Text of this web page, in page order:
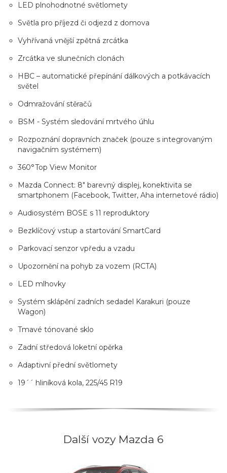
LED plnohodnotné světlomety
Světla pro příjezd či odjezd z domova
Vyhřívaná vnější zpětná zrcátka
Zrcátka ve slunečních clonách
HBC – automatické přepínání dálkových a potkávacích
světel
Odmražování stěračů
BSM - Systém sledování mrtvého úhlu
Rozpoznání dopravních značek (pouze s integrovaným
navigačním systémem)
360°Top View Monitor
Mazda Connect: 8" barevný displej, konektivita se
smartphonem (Facebook, Twitter, Aha internetové rádio)
Audiosystém BOSE s 11 reproduktory
Bezklíčový vstup a startování SmartCard
Parkovací senzor vpředu a vzadu
Upozornění na pohyb za vozem (RCTA)
LED mlhovky
Systém sklápění zadních sedadel Karakuri (pouze
Wagon)
Tmavé tónované sklo
Zadní středová loketní opěrka
Adaptivní přední světlomety
19´´ hliníková kola, 225/45 R19
Další vozy Mazda 6